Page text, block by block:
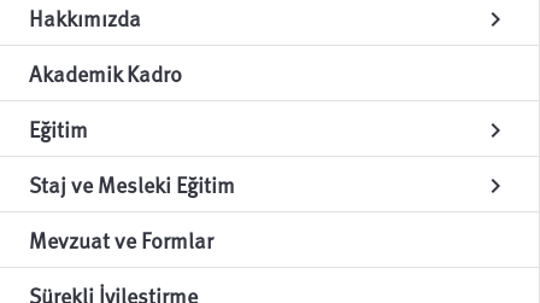
Hakkımızda chevron_right
Akademik Kadro
Eğitim
chevron_right
Staj ve Mesleki Eğitim chevron_right
Mevzuat ve Formlar
Sürekli İyileştirme